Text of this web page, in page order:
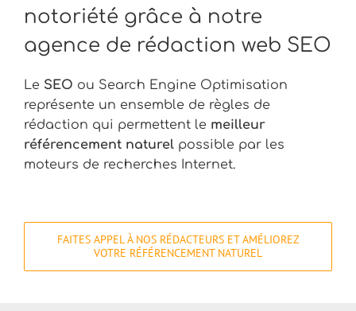
notoriété grâce à notre
agence de rédaction web SEO
Le SEO ou Search Engine Optimisation
représente un ensemble de règles de
rédaction qui permettent le meilleur
référencement naturelpossible par les
moteurs de recherches Internet.
FAITES APPEL À NOS RÉDACTEURS ET AMÉLIOREZ
VOTRE RÉFÉRENCEMENT NATUREL